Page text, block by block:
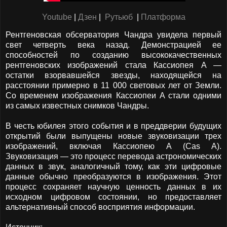
Youtube Дзен Рутьюб| Платформа
Рентгеновская обсерватория Чандра увидела первый
свет четверть века назад. Демонстрацией ее
способностей по созданию высококачественных
рентгеновских изображений стала Кассиопея A —
остатки взорвавшейся звезды, находящейся на
расстоянии примерно в 11 000 световых лет от Земли.
Со временем изображения Кассиопеи A стали одними
из самых известных снимков Чандры.
В честь юбилея этого события и в преддверии будущих
открытий были выпущены новые звуковизации трех
изображений, включая Кассиопею A (Cas A).
Звуковизация — это процесс перевода астрономических
данных в звук, аналогичный тому, как эти цифровые
данные обычно преобразуются в изображения. Этот
процесс сохраняет научную ценность данных в их
исходном цифровом состоянии, но предоставляет
альтернативный способ восприятия информации.